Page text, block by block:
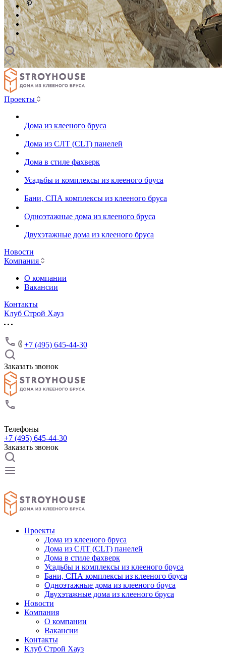
Проекты
Дома из клееного бруса
Дома из СЛТ (CLT) панелей
Дома в стиле фахверк
Усадьбы и комплексы из клееного бруса
Бани, СПА комплексы из клееного бруса
Одноэтажные дома из клееного бруса
Двухэтажные дома из клееного бруса
Новости
Компания
О компании
Вакансии
Контакты
Клуб Строй Хауз
+7 (495) 645-44-30
Заказать звонок
Телефоны
+7 (495) 645-44-30
Заказать звонок
Проекты
Дома из клееного бруса
Дома из СЛТ (CLT) панелей
Дома в стиле фахверк
Усадьбы и комплексы из клееного бруса
Бани, СПА комплексы из клееного бруса
Одноэтажные дома из клееного бруса
Двухэтажные дома из клееного бруса
Новости
Компания
О компании
Вакансии
Контакты
Клуб Строй Хауз